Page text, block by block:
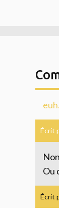
Écrit
Ou
Écrit